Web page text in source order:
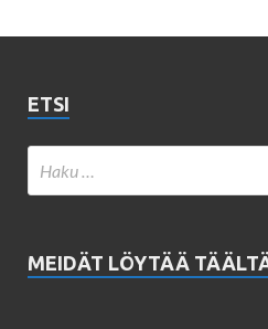
ETSI
MEIDÄT LÖYTÄÄ